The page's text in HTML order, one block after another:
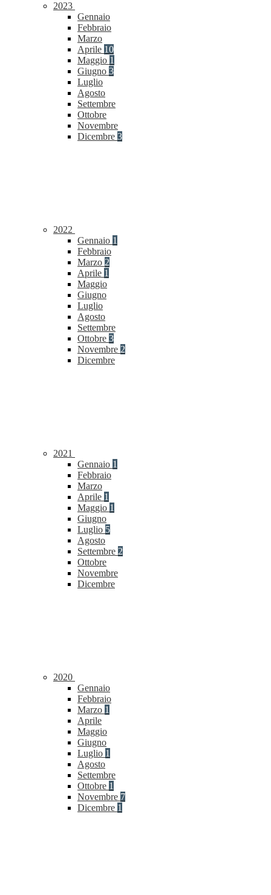
2023
Gennaio
Febbraio
Marzo
Aprile 10
Maggio 1
Giugno 3
Luglio
Agosto
Settembre
Ottobre
Novembre
Dicembre 3
2022
Gennaio 1
Febbraio
Marzo 2
Aprile 1
Maggio
Giugno
Luglio
Agosto
Settembre
Ottobre 3
Novembre 2
Dicembre
2021
Gennaio 1
Febbraio
Marzo
Aprile 1
Maggio 1
Giugno
Luglio 5
Agosto
Settembre 2
Ottobre
Novembre
Dicembre
2020
Gennaio
Febbraio
Marzo 1
Aprile
Maggio
Giugno
Luglio 1
Agosto
Settembre
Ottobre 1
Novembre 7
Dicembre 1